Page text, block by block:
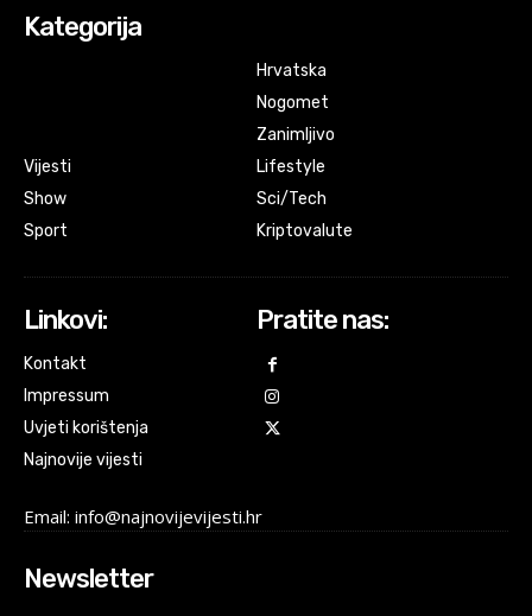
Kategorija
Vijesti
Show
Sport
Hrvatska
Nogomet
Zanimljivo
Lifestyle
Sci/Tech
Kriptovalute
Linkovi:
Kontakt
Impressum
Uvjeti korištenja
Najnovije vijesti
Pratite nas:
Email: info@najnovijevijesti.hr
Newsletter